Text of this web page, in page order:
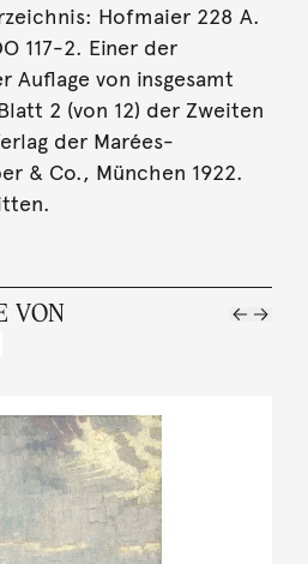
Hofmaier 228 A.
117-2. Einer der
Auflage von insgesamt
2 (von 12) der Zweiten
der Marées-
& Co., München 1922.
VON